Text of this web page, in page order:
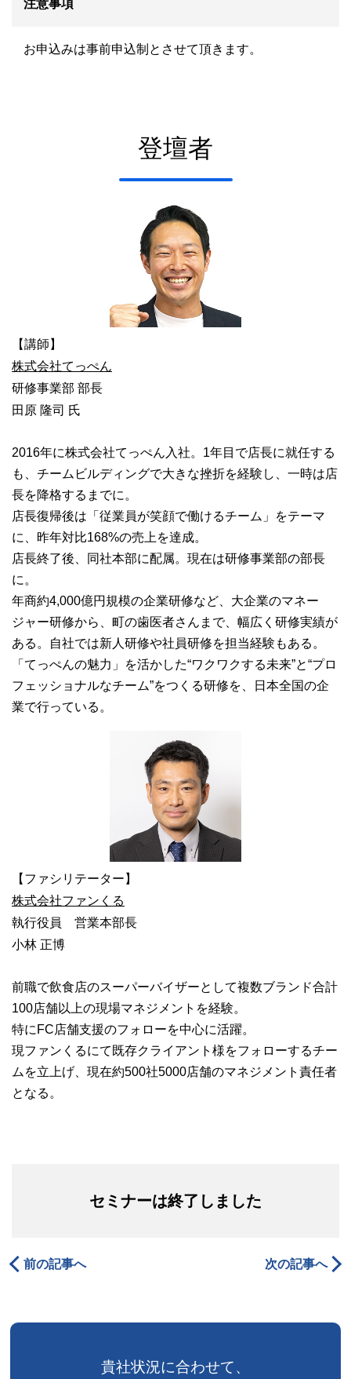
注意事項
お申込みは事前申込制とさせて頂きます。
登壇者
【講師】
株式会社てっぺん
研修事業部 部⻑
⽥原 隆司 氏
2016年に株式会社てっぺん⼊社。1年⽬で店⻑に就任する
も、チームビルディングで⼤きな挫折を経験し、⼀時は店
⻑を降格するまでに。
店⻑復帰後は「従業員が笑顔で働けるチーム」をテーマ
に、昨年対⽐168%の売上を達成。
店⻑終了後、同社本部に配属。現在は研修事業部の部⻑
に。
年商約4,000億円規模の企業研修など、⼤企業のマネー
ジャー研修から、町の⻭医者さんまで、幅広く研修実績が
ある。⾃社では新⼈研修や社員研修を担当経験もある。
「てっぺんの魅⼒」を活かした“ワクワクする未来”と“プロ
フェッショナルなチーム”をつくる研修を、⽇本全国の企
業で⾏っている。
【ファシリテーター】
株式会社ファンくる
執行役員 営業本部長
小林 正博
前職で飲食店のスーパーバイザーとして複数ブランド合計
100店舗以上の現場マネジメントを経験。
特にFC店舗支援のフォローを中心に活躍。
現ファンくるにて既存クライアント様をフォローするチー
ムを立上げ、現在約500社5000店舗のマネジメント責任者
となる。
セミナーは終了しました
前の記事へ 次の記事へ
貴社状況に合わせて、